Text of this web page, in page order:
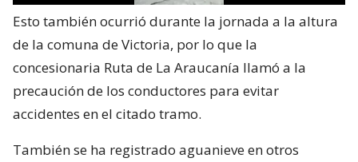
Esto también ocurrió durante la jornada a la altura
de la comuna de Victoria, por lo que la
concesionaria Ruta de La Araucanía llamó a la
precaución de los conductores para evitar
accidentes en el citado tramo.
También se ha registrado aguanieve en otros